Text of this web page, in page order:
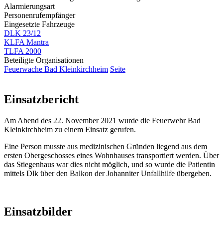
Alarmierungsart
Personenrufempfänger
Eingesetzte Fahrzeuge
DLK 23/12
KLFA Mantra
TLFA 2000
Beteiligte Organisationen
Feuerwache Bad Kleinkirchheim Seite
Einsatzbericht
Am Abend des 22. November 2021 wurde die Feuerwehr Bad
Kleinkirchheim zu einem Einsatz gerufen.
Eine Person musste aus medizinischen Gründen liegend aus dem
ersten Obergeschosses eines Wohnhauses transportiert werden. Über
das Stiegenhaus war dies nicht möglich, und so wurde die Patientin
mittels Dlk über den Balkon der Johanniter Unfallhilfe übergeben.
Einsatzbilder